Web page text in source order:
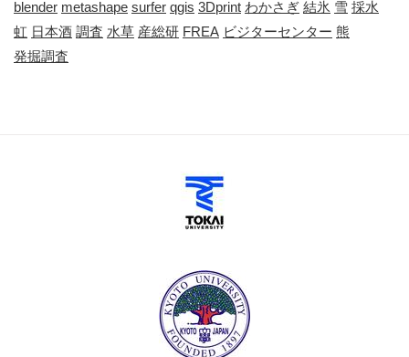
blender metashape surfer qgis 3Dprint わかさぎ 結氷 雪 採水
虹 日本酒 調査 水草 産総研 FREA ビジターセンター 熊
発掘調査